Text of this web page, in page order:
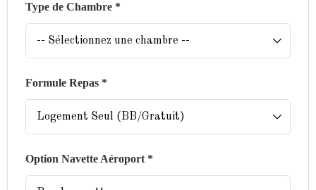
Type de Chambre *
Formule Repas *
Option Navette Aéroport *